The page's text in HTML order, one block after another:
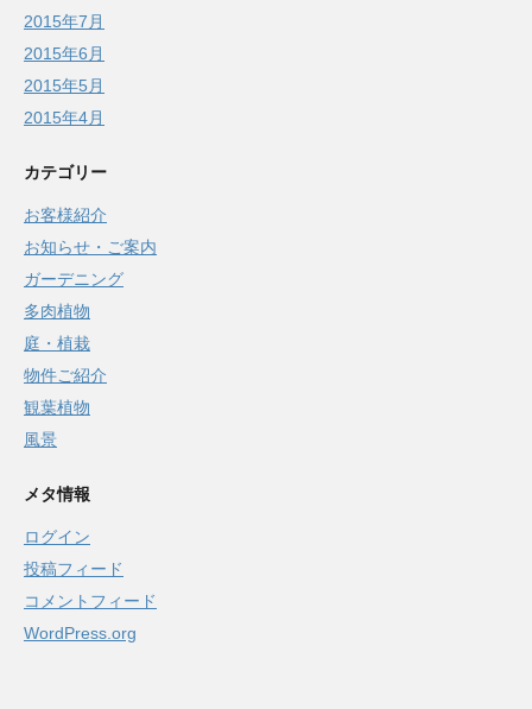
2015年7月
2015年6月
2015年5月
2015年4月
カテゴリー
お客様紹介
お知らせ・ご案内
ガーデニング
多肉植物
庭・植栽
物件ご紹介
観葉植物
風景
メタ情報
ログイン
投稿フィード
コメントフィード
WordPress.org